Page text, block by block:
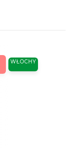
WŁOCHY